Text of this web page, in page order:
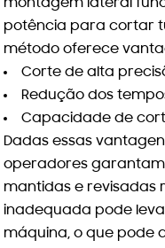
montagem lateral
potência para cortar
método oferece
Corte de alta
Redução dos
Capacidade de
Dadas essas
operadores
mantidas e revisadas
inadequada pode
máquina, o que pode